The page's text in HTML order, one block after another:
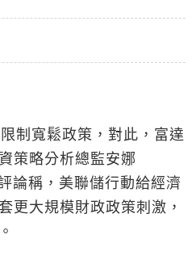
制寬鬆政策，對此，富達
策略分析總監安娜
論稱，美聯儲行動給經濟
更大規模財政政策刺激，